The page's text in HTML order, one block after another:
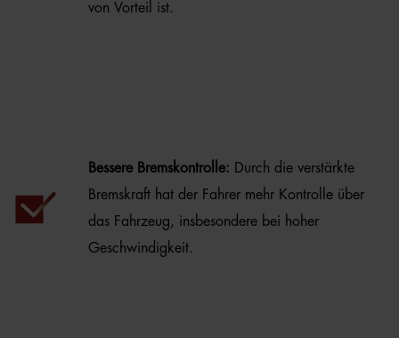
von Vorteil ist.
Bessere Bremskontrolle: Durch die verstärkte
Bremskraft hat der Fahrer mehr Kontrolle über
das Fahrzeug, insbesondere bei hoher
Geschwindigkeit.